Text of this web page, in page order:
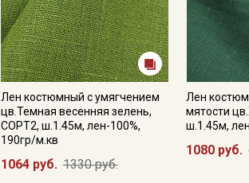
Лен костюмный с умягчением
цв.Темная весенняя зелень,
СОРТ2, ш.1.45м, лен-100%,
190гр/м.кв
1064 руб. 1330 руб.
Лен
мятости
ш.1.45м,
1080 руб.